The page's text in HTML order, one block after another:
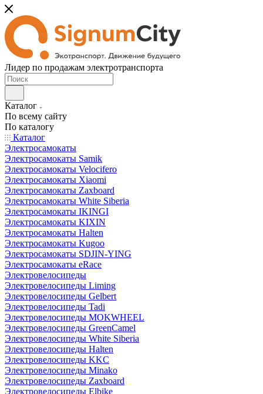
Лидер по продажам электротранспорта
Каталог
По всему сайту
По каталогу
Каталог
Электросамокаты
Электросамокаты Samik
Электросамокаты Velocifero
Электросамокаты Xiaomi
Электросамокаты Zaxboard
Электросамокаты White Siberia
Электросамокаты IKINGI
Электросамокаты KIXIN
Электросамокаты Halten
Электросамокаты Kugoo
Электросамокаты SDJIN-YING
Электросамокаты eRace
Электровелосипеды
Электровелосипеды Liming
Электровелосипеды Gelbert
Электровелосипеды Tadi
Электровелосипеды MOKWHEEL
Электровелосипеды GreenCamel
Электровелосипеды White Siberia
Электровелосипеды Halten
Электровелосипеды KKC
Электровелосипеды Minako
Электровелосипеды Zaxboard
Электровелосипеды Elbike